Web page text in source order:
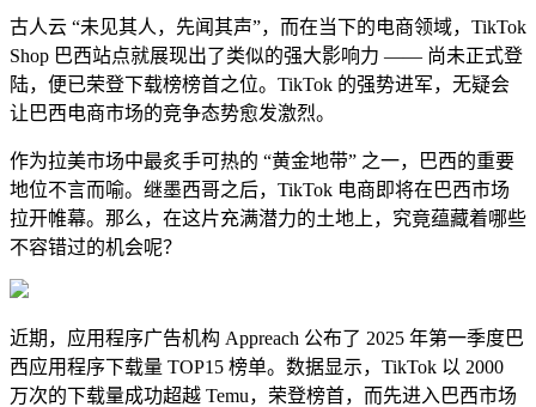
古人云 “未见其人，先闻其声”，而在当下的电商领域，TikTok
Shop 巴西站点就展现出了类似的强大影响力 —— 尚未正式登
陆，便已荣登下载榜榜首之位。TikTok 的强势进军，无疑会
让巴西电商市场的竞争态势愈发激烈。
作为拉美市场中最炙手可热的 “黄金地带” 之一，巴西的重要
地位不言而喻。继墨西哥之后，TikTok 电商即将在巴西市场
拉开帷幕。那么，在这片充满潜力的土地上，究竟蕴藏着哪些
不容错过的机会呢？
近期，应用程序广告机构 Appreach 公布了 2025 年第一季度巴
西应用程序下载量 TOP15 榜单。数据显示，TikTok 以 2000
万次的下载量成功超越 Temu，荣登榜首，而先进入巴西市场